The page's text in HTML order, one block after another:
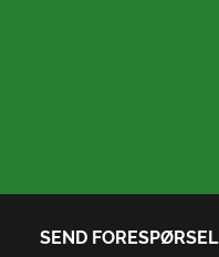
SEND FORESPØRSEL